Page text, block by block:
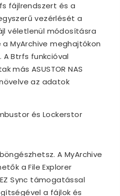
fájlrendszert és a
vezérlését a
véletlenül módosításra
MyArchive meghajtókon
Btrfs funkcióval
ASUSTOR NAS
az adatok
és Lockerstor
A MyArchive
a File Explorer
Sync támogatással
a fájlok és